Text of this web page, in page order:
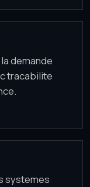
demande
tracabilite
systemes